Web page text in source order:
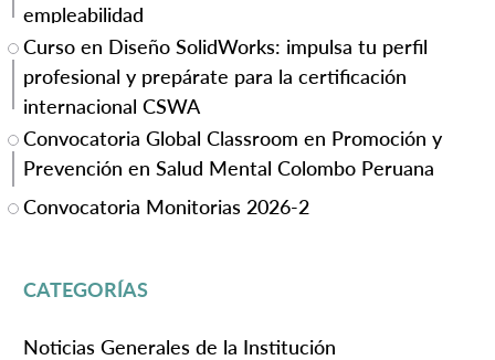
empleabilidad
Curso en Diseño SolidWorks: impulsa tu perfil
profesional y prepárate para la certificación
internacional CSWA
Convocatoria Global Classroom en Promoción y
Prevención en Salud Mental Colombo Peruana
Convocatoria Monitorias 2026-2
CATEGORÍAS
Noticias Generales de la Institución